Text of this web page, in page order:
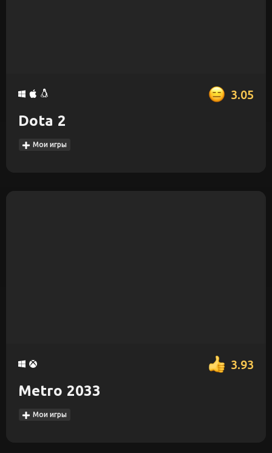
3.05
Dota 2
Мои игры
3.93
Metro 2033
Мои игры